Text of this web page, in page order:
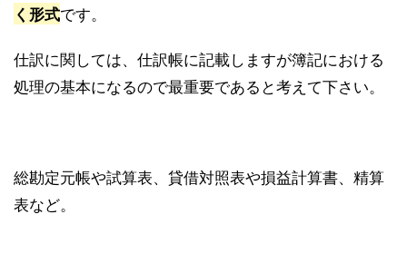
く形式です。
仕訳に関しては、仕訳帳に記載しますが簿記における
処理の基本になるので最重要であると考えて下さい。
総勘定元帳や試算表、貸借対照表や損益計算書、精算
表など。